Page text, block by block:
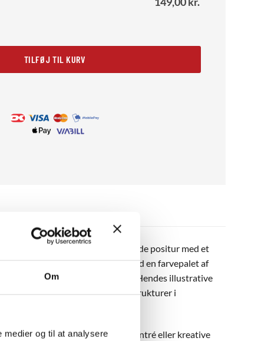
Om
medier og til at analysere
of Wine antal
TILFØJ TIL KURV
moderne energi. Den afslappede positur med et
Bea Müller arbejder med en farvepalet af
et levende og dynamisk udtryk. Hendes illustrative
tidløse. De bløde skygger og strukturer i
også smukt i soveværelse, entré eller kreative